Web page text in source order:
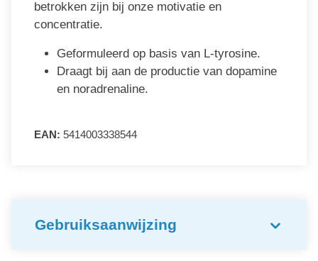
betrokken zijn bij onze motivatie en
concentratie.
Geformuleerd op basis van L-tyrosine.
Draagt bij aan de productie van dopamine
en noradrenaline.
EAN: 5414003338544
Gebruiksaanwijzing